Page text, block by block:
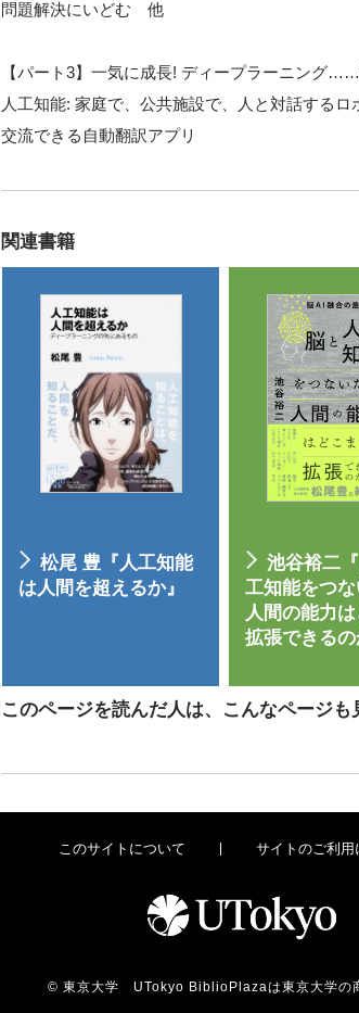
問題解決にいどむ 他
【パート3】一気に成長! ディープラーニング
人工知能: 家庭で、公共施設で、人と対話する
交流できる自動翻訳アプリ
関連書籍
松尾 豊『人工知能
は人間を超えるか』
池谷裕二
工知能をつな
人間の能力
拡張できるの
このページを読んだ人は、こんなページも
このサイトについて サイトのご利用
© 東京大学 UTokyo BiblioPlazaは東京大学の